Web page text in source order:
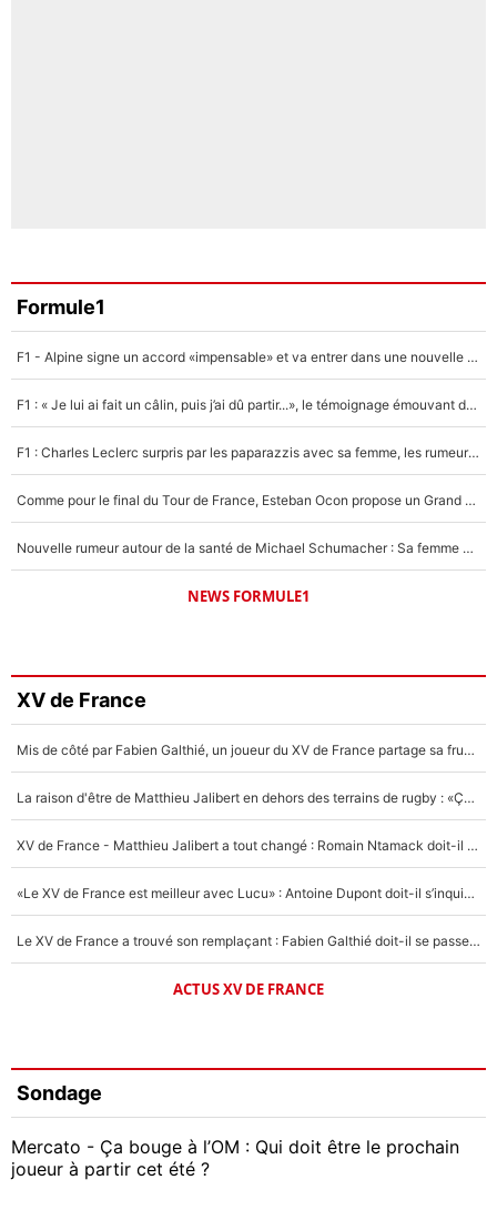
Formule1
F1 - Alpine signe un accord «impensable» et va entrer dans une nouvelle dimension : Grande nouvelle pour Pierre Gasly !
F1 : « Je lui ai fait un câlin, puis j’ai dû partir...», le témoignage émouvant de Max Verstappen sur sa fille
F1 : Charles Leclerc surpris par les paparazzis avec sa femme, les rumeurs étaient vraies !
Comme pour le final du Tour de France, Esteban Ocon propose un Grand Prix de Formule 1 à Paris : «Autour de l’Arc de Triomphe, ce serait génial» !
Nouvelle rumeur autour de la santé de Michael Schumacher : Sa femme Corinna sort du silence
NEWS FORMULE1
XV de France
Mis de côté par Fabien Galthié, un joueur du XV de France partage sa frustration : «ils ne me l’ont pas dit tout de suite»
La raison d'être de Matthieu Jalibert en dehors des terrains de rugby : «Ça m'atteint autant que si tu touches à un membre de ma famille»
XV de France - Matthieu Jalibert a tout changé : Romain Ntamack doit-il s’inquiéter pour sa place à un an de la Coupe du monde ?
«Le XV de France est meilleur avec Lucu» : Antoine Dupont doit-il s’inquiéter pour sa place ?
Le XV de France a trouvé son remplaçant : Fabien Galthié doit-il se passer d'Antoine Dupont ?
ACTUS XV DE FRANCE
Sondage
Mercato - Ça bouge à l’OM : Qui doit être le prochain
joueur à partir cet été ?